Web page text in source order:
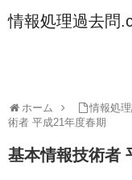
情報処理過去問
ホーム 情報処
術者 平成21年度春期
基本情報技術者